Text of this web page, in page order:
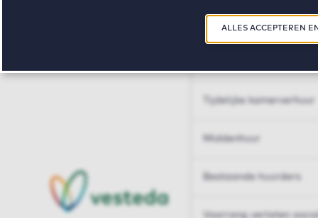
ALLES ACCEPTEREN
Tijdelijke kamerverhuur
Middenhuur
Bestaande huurders
Voorrang verlaten